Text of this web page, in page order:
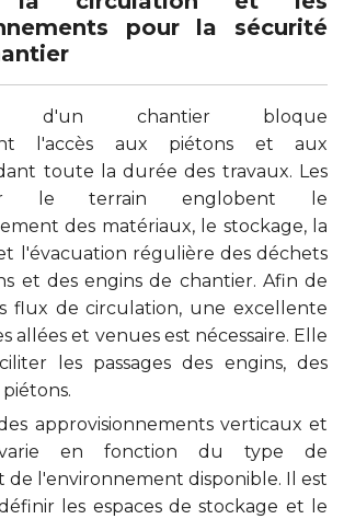
pour la sécurité
d'un chantier bloque
l'accès aux piétons et aux
toute la durée des travaux. Les
le terrain englobent le
des matériaux, le stockage, la
l'évacuation régulière des déchets
et des engins de chantier. Afin de
flux de circulation, une excellente
allées et venues est nécessaire. Elle
les passages des engins, des
approvisionnements verticaux et
varie en fonction du type de
l'environnement disponible. Il est
les espaces de stockage et le